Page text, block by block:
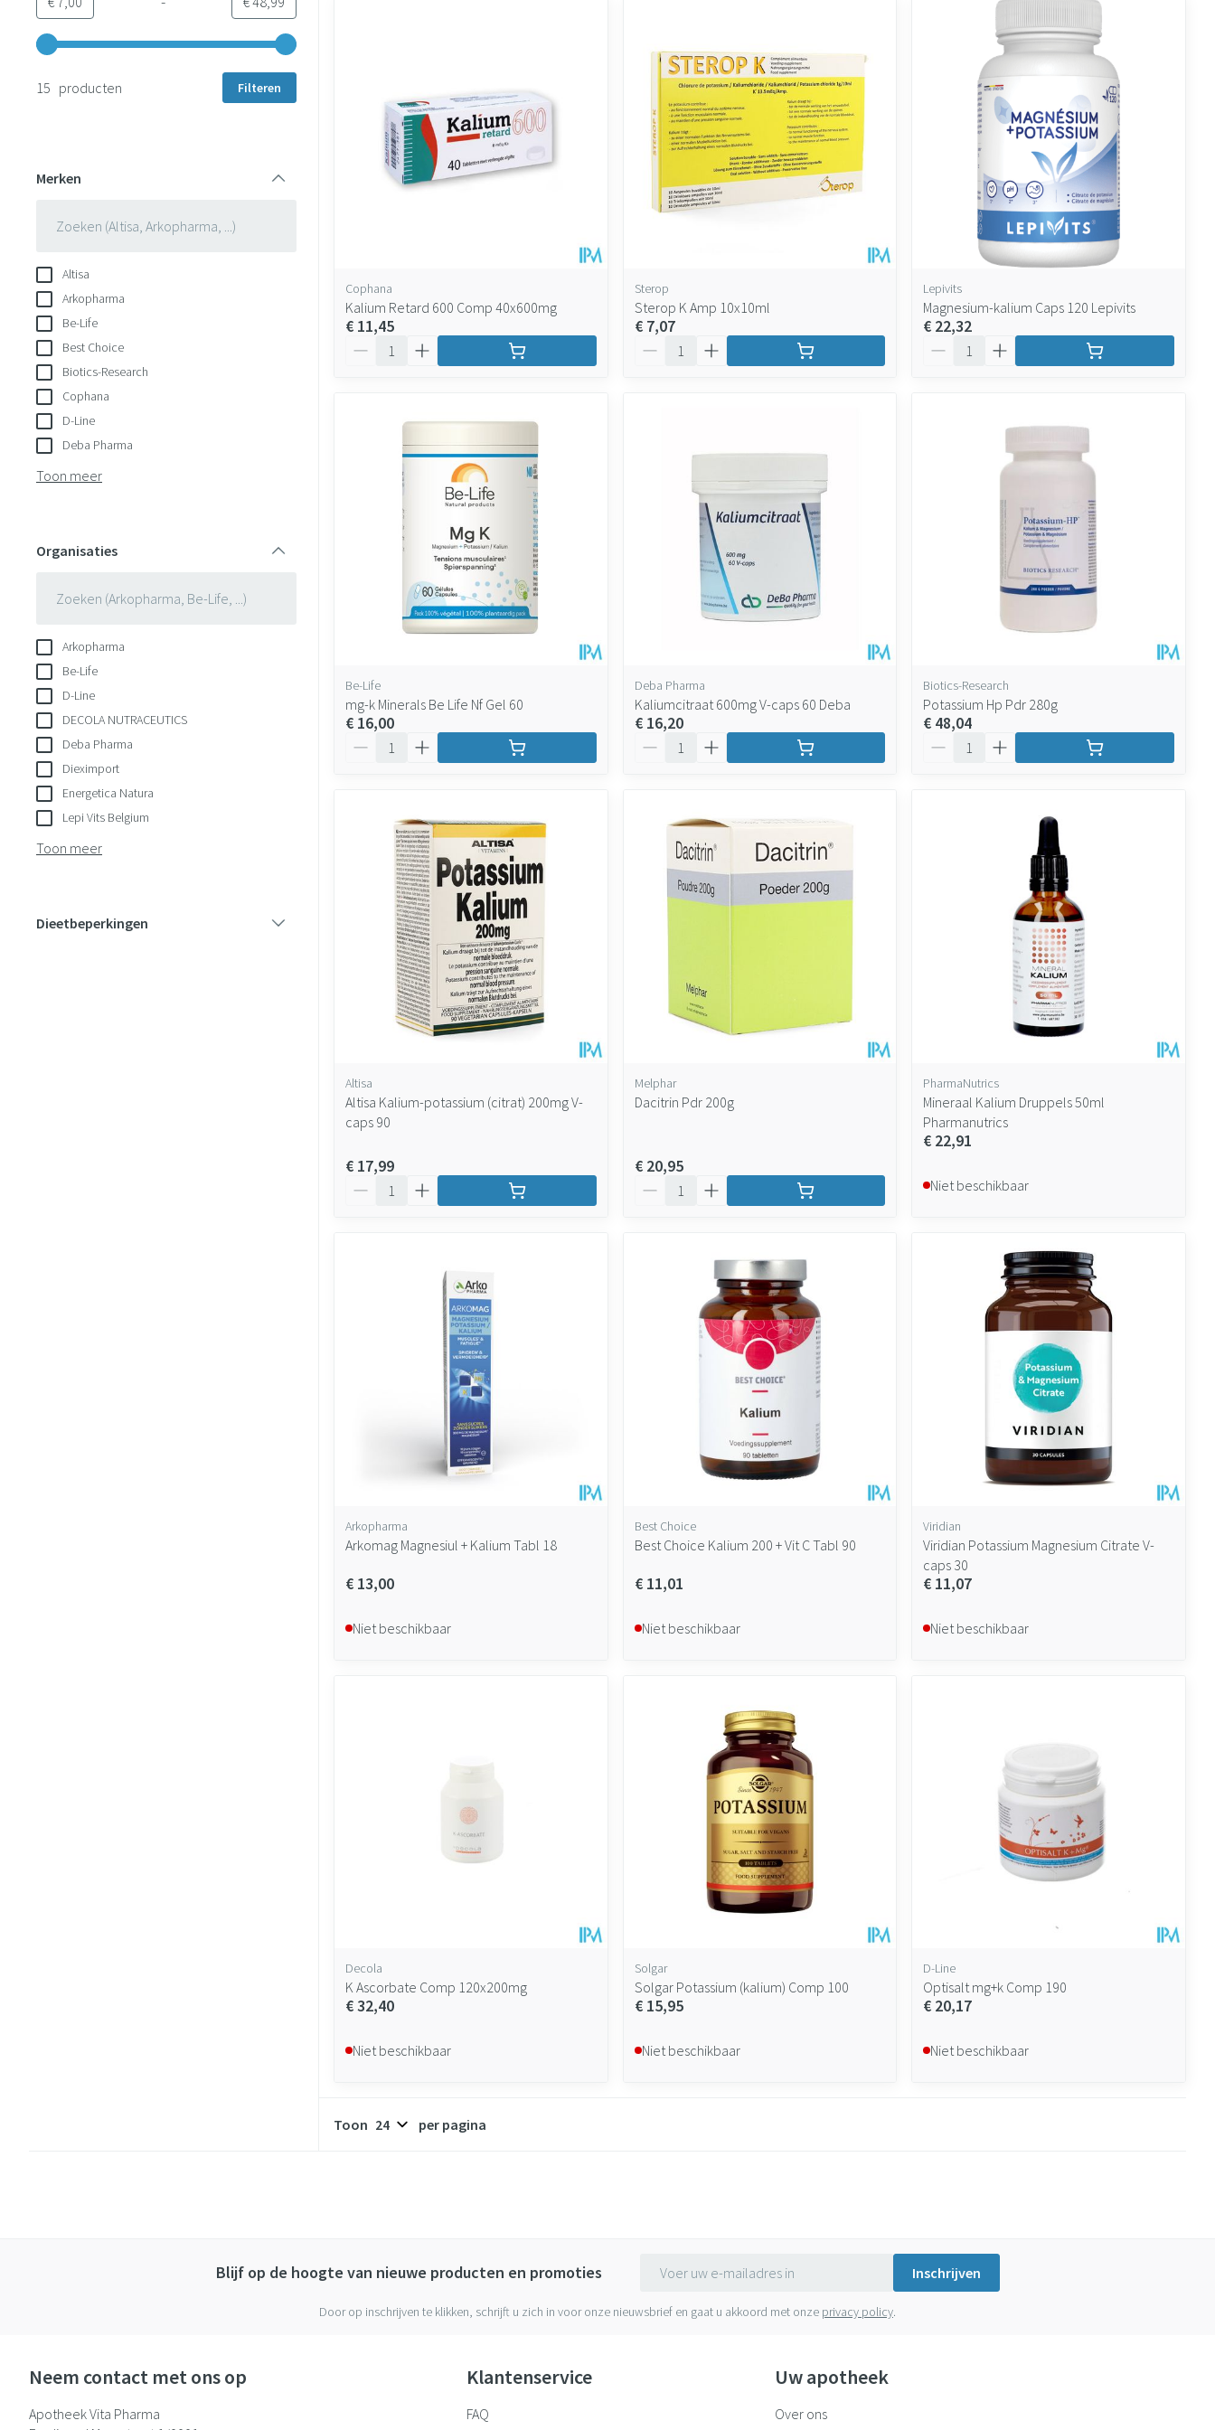
Gebruik de pijltjestoetsen links en rechts om de minimale en maximale prijswaarden aan te passen.
15 producten Filteren
Merken
Altisa
Arkopharma
Be-Life
Best Choice
Biotics-Research
Cophana
D-Line
Deba Pharma
Toon meer
Organisaties
Arkopharma
Be-Life
D-Line
DECOLA NUTRACEUTICS
Deba Pharma
Dieximport
Energetica Natura
Lepi Vits Belgium
Toon meer
Dieetbeperkingen
Cophana
Kalium Retard 600 Comp 40x600mg
€ 11,45
Sterop
Sterop K Amp 10x10ml
€ 7,07
Lepivits
Magnesium-kalium Caps 120 Lepivits
€ 22,32
Be-Life
mg-k Minerals Be Life Nf Gel 60
€ 16,00
Deba Pharma
Kaliumcitraat 600mg V-caps 60 Deba
€ 16,20
Biotics-Research
Potassium Hp Pdr 280g
€ 48,04
Altisa
Altisa Kalium-potassium (citrat) 200mg V-
caps 90
€ 17,99
Melphar
Dacitrin Pdr 200g
€ 20,95
PharmaNutrics
Mineraal Kalium Druppels 50ml
Pharmanutrics
€ 22,91
Niet beschikbaar
Arkopharma
Arkomag Magnesiul + Kalium Tabl 18
€ 13,00
Niet beschikbaar
Best Choice
Best Choice Kalium 200 + Vit C Tabl 90
€ 11,01
Niet beschikbaar
Viridian
Viridian Potassium Magnesium Citrate V-
caps 30
€ 11,07
Niet beschikbaar
Decola
K Ascorbate Comp 120x200mg
€ 32,40
Niet beschikbaar
Solgar
Solgar Potassium (kalium) Comp 100
€ 15,95
Niet beschikbaar
D-Line
Optisalt mg+k Comp 190
€ 20,17
Niet beschikbaar
Toon per pagina
Blijf op de hoogte van nieuwe producten en promoties Inschrijven
Door op inschrijven te klikken, schrijft u zich in voor onze nieuwsbrief en gaat u akkoord met onze privacy policy.
Neem contact met ons op
Apotheek Vita Pharma
Klantenservice
FAQ
Uw apotheek
Over ons